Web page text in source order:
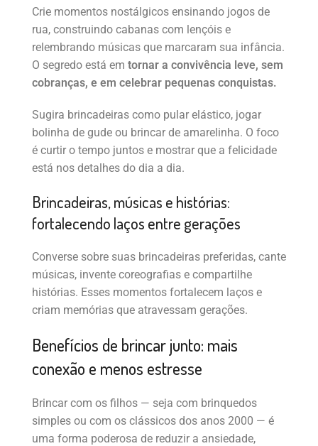
Crie momentos nostálgicos ensinando jogos de
rua, construindo cabanas com lençóis e
relembrando músicas que marcaram sua infância.
O segredo está em tornar a convivência leve, sem
cobranças, e em celebrar pequenas conquistas.
Sugira brincadeiras como pular elástico, jogar
bolinha de gude ou brincar de amarelinha. O foco
é curtir o tempo juntos e mostrar que a felicidade
está nos detalhes do dia a dia.
Brincadeiras, músicas e histórias:
fortalecendo laços entre gerações
Converse sobre suas brincadeiras preferidas, cante
músicas, invente coreografias e compartilhe
histórias. Esses momentos fortalecem laços e
criam memórias que atravessam gerações.
Benefícios de brincar junto: mais
conexão e menos estresse
Brincar com os filhos — seja com brinquedos
simples ou com os clássicos dos anos 2000 — é
uma forma poderosa de reduzir a ansiedade,